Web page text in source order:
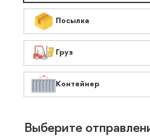
Посылка
Груз
Контейнер
Выберите